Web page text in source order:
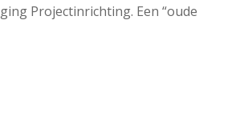
Projectinrichting. Een “oude